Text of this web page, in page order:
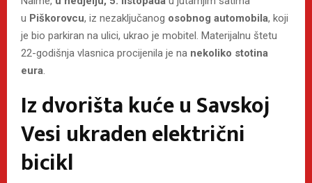
u Piškorovcu, iz nezaključanog osobnog automobila, koji
je bio parkiran na ulici, ukrao je mobitel. Materijalnu štetu
22-godišnja vlasnica procijenila je na nekoliko stotina
eura.
Iz dvorišta kuće u Savskoj
Vesi ukraden električni
bicikl